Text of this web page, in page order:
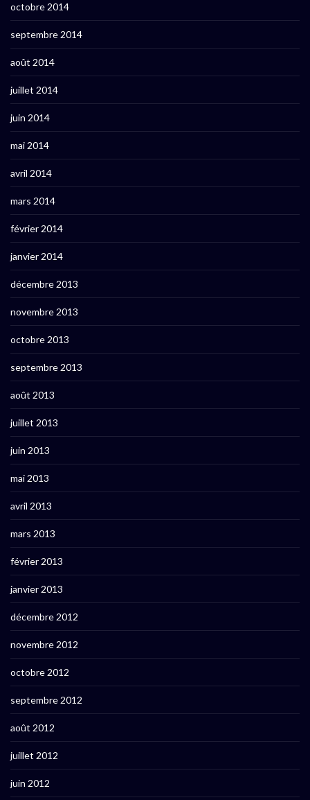
octobre 2014
septembre 2014
août 2014
juillet 2014
juin 2014
mai 2014
avril 2014
mars 2014
février 2014
janvier 2014
décembre 2013
novembre 2013
octobre 2013
septembre 2013
août 2013
juillet 2013
juin 2013
mai 2013
avril 2013
mars 2013
février 2013
janvier 2013
décembre 2012
novembre 2012
octobre 2012
septembre 2012
août 2012
juillet 2012
juin 2012